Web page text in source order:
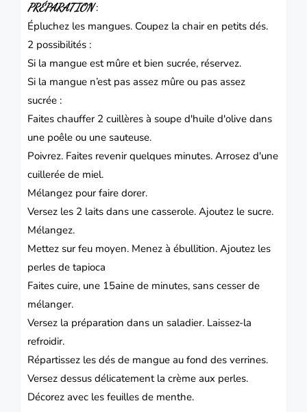
PRÉPARATION:
Épluchez les mangues. Coupez la chair en petits dés.
2 possibilités :
Si la mangue est mûre et bien sucrée, réservez.
Si la mangue n’est pas assez mûre ou pas assez
sucrée :
Faites chauffer 2 cuillères à soupe d'huile d'olive dans
une poêle ou une sauteuse.
Poivrez. Faites revenir quelques minutes. Arrosez d'une
cuillerée de miel.
Mélangez pour faire dorer.
Versez les 2 laits dans une casserole. Ajoutez le sucre.
Mélangez.
Mettez sur feu moyen. Menez à ébullition. Ajoutez les
perles de tapioca
Faites cuire, une 15aine de minutes, sans cesser de
mélanger.
Versez la préparation dans un saladier. Laissez-la
refroidir.
Répartissez les dés de mangue au fond des verrines.
Versez dessus délicatement la crème aux perles.
Décorez avec les feuilles de menthe.